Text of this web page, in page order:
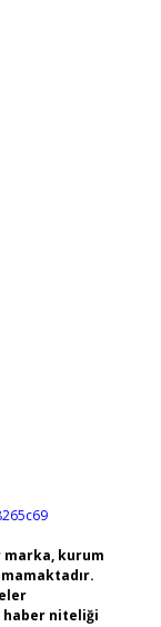
kurum
haber niteliği